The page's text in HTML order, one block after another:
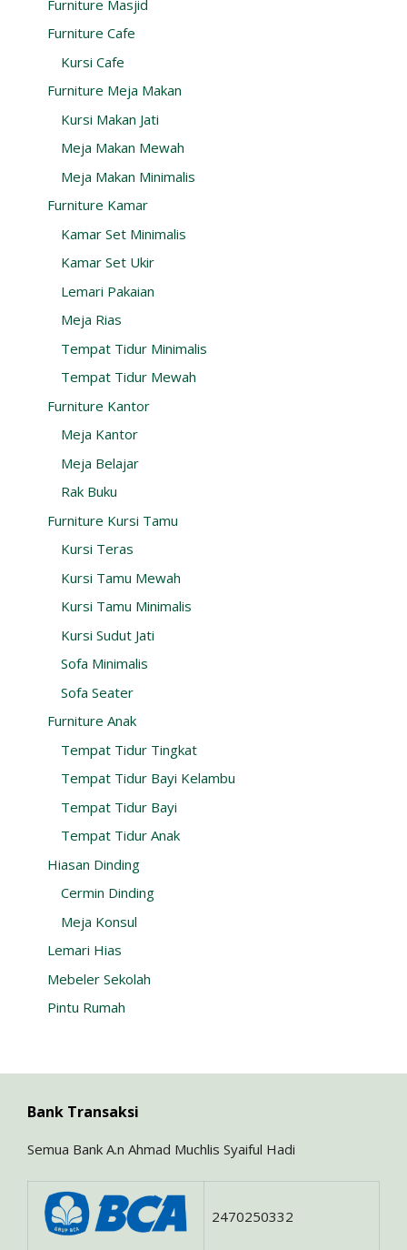
Furniture Masjid
Furniture Cafe
Kursi Cafe
Furniture Meja Makan
Kursi Makan Jati
Meja Makan Mewah
Meja Makan Minimalis
Furniture Kamar
Kamar Set Minimalis
Kamar Set Ukir
Lemari Pakaian
Meja Rias
Tempat Tidur Minimalis
Tempat Tidur Mewah
Furniture Kantor
Meja Kantor
Meja Belajar
Rak Buku
Furniture Kursi Tamu
Kursi Teras
Kursi Tamu Mewah
Kursi Tamu Minimalis
Kursi Sudut Jati
Sofa Minimalis
Sofa Seater
Furniture Anak
Tempat Tidur Tingkat
Tempat Tidur Bayi Kelambu
Tempat Tidur Bayi
Tempat Tidur Anak
Hiasan Dinding
Cermin Dinding
Meja Konsul
Lemari Hias
Mebeler Sekolah
Pintu Rumah
Bank Transaksi
Semua Bank A.n Ahmad Muchlis Syaiful Hadi
2470250332